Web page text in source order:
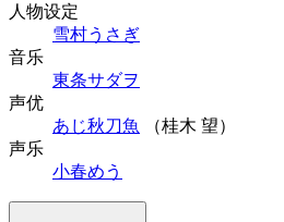
人物设定
雪村うさぎ
音乐
東条サダヲ
声优
あじ秋刀魚
（桂木 望）
声乐
小春めう